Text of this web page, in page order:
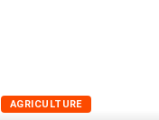
AGRICULTURE